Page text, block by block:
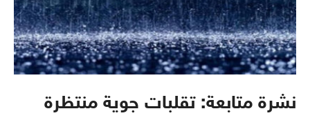
نشرة متابعة: تقلبات جوية منتظرة